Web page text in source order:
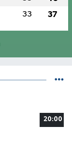
33 37
20:00